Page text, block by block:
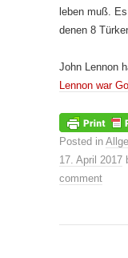
leben muß.
denen 8
John Lennon
Lennon war
Posted in
17. April 2017
comment